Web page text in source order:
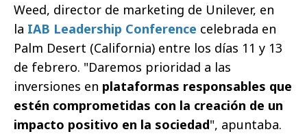
Weed, director de marketing de Unilever, en
la IAB Leadership Conference celebrada en
Palm Desert (California) entre los días 11 y 13
de febrero. "Daremos prioridad a las
inversiones en plataformas responsables que
estén comprometidas con la creación de un
impacto positivo en la sociedad", apuntaba.